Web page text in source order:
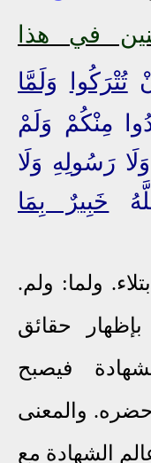
في هذا
تُتْرَكُوا
وَلَمَّا
مِنْكُمْ وَلَمْ
رَسُولِهِ وَلَا
خَبِيرٌ بِمَا
ولما: ولم.
بإظهار حقائق
فيصبح
والمعنى
الشهادة مع